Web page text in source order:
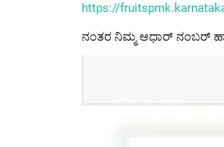
https://
ನಂತರ ನಿಮ್ಮ ಆಧಾರ್ ನಂಬರ್